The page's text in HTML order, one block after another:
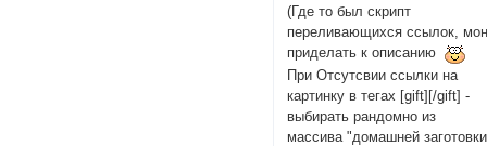
<div
<div
</div>
<div
</div>
<script
(Где то был скрипт
переливающихся ссылок,
приделать к описанию
При Отсутсвии ссылки на
картинку в тегах [gift][/gift] -
выбирать рандомно из
массива "домашней